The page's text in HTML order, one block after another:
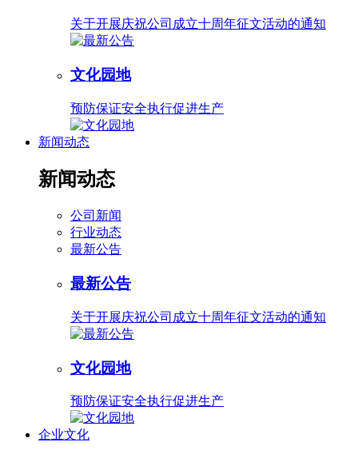
关于开展庆祝公司成立十周年征文活动的通知
文化园地
预防保证安全执行促进生产
新闻动态
新闻动态
公司新闻
行业动态
最新公告
最新公告
关于开展庆祝公司成立十周年征文活动的通知
文化园地
预防保证安全执行促进生产
企业文化